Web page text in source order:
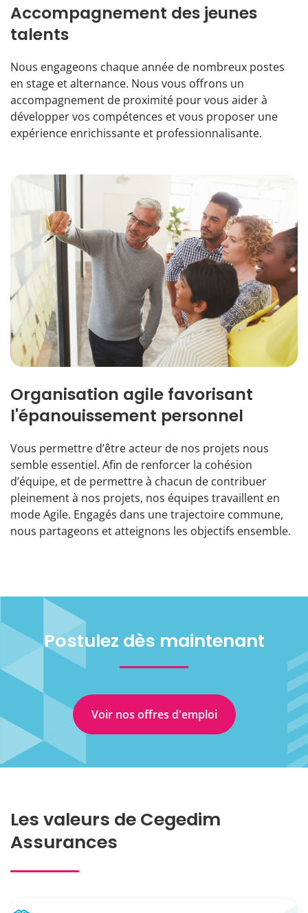
Accompagnement des jeunes
talents
Nous engageons chaque année de nombreux postes
en stage et alternance. Nous vous offrons un
accompagnement de proximité pour vous aider à
développer vos compétences et vous proposer une
expérience enrichissante et professionnalisante.
Organisation agile favorisant
l'épanouissement personnel
Vous permettre d’être acteur de nos projets nous
semble essentiel. Afin de renforcer la cohésion
d’équipe, et de permettre à chacun de contribuer
pleinement à nos projets, nos équipes travaillent en
mode Agile. Engagés dans une trajectoire commune,
nous partageons et atteignons les objectifs ensemble.
Postulez dès maintenant
Voir nos offres d'emploi
Les valeurs de Cegedim
Assurances